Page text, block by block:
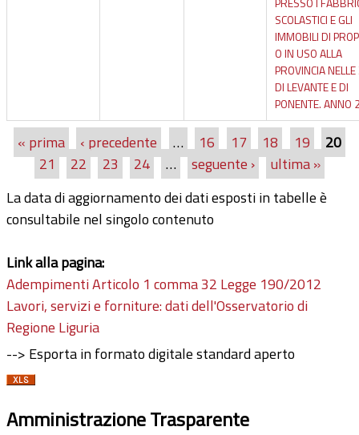
SCOLASTICI E GLI
IMMOBILI DI
O IN USO ALLA
PROVINCIA
DI LEVANTE E DI
PONENTE. ANNO
Pagine
« prima ‹ precedente … 16 17 18 19
20
21
22 23 24 … seguente ›
ultima »
La data di aggiornamento dei dati esposti in tabelle è
consultabile nel singolo contenuto
Link alla pagina:
Adempimenti Articolo 1 comma 32 Legge 190/2012
Lavori, servizi e forniture: dati dell'Osservatorio di
Regione Liguria
--> Esporta in formato digitale standard aperto
Amministrazione Trasparente